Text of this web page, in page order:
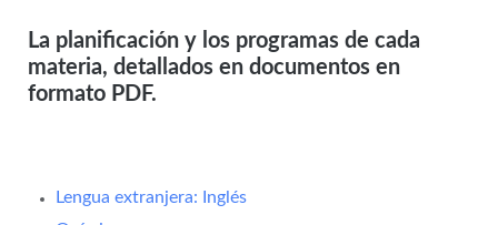
La planificación y los programas de cada
materia, detallados en documentos en
formato PDF.
Lengua extranjera: Inglés